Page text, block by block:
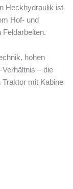
Heckhydraulik ist
Hof- und
Feldarbeiten.
hohen
– die
Traktor mit Kabine